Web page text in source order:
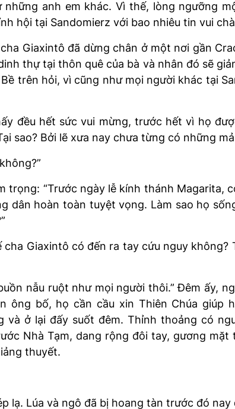
anh em khác. Vì thế, lòng ngưỡng
hội tại Sandomierz với bao nhiêu tin vui
Giaxintô đã dừng chân ở một nơi gần
thự tại thôn quê của bà và nhân đó sẽ
trên hỏi, vì cũng như mọi người khác tại
đều hết sức vui mừng, trước hết vì họ
sao? Bởi lẽ xưa nay chưa từng có những
trọng: “Trước ngày lễ kính thánh Magarita,
dân hoàn toàn tuyệt vọng. Làm sao họ
Giaxintô có đến ra tay cứu nguy không?
nẫu ruột như mọi người thôi.” Đêm ấy,
ông bố, họ cần cầu xin Thiên Chúa giúp
và ở lại đấy suốt đêm. Thỉnh thoảng có
Nhà Tạm, dang rộng đôi tay, gương
thuyết.
lạ. Lúa và ngô đã bị hoang tàn trước đó